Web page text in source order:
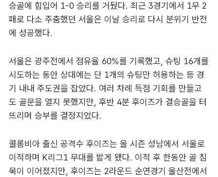
승골에 힘입어 1-0 승리를 거뒀다. 최근 3경기에서 1무 2
패로 다소 주춤했던 서울은 이날 승리로 다시 분위기 반전
에 성공했다.
서울은 광주전에서 점유율 60%를 기록했고, 슈팅 16개를
시도하는 동안 상대에는 단 1개의 슈팅만 허용하는 등 경
기 내내 주도권을 잡았다. 여러 차례 득점 기회를 만들고
도 골문을 열지 못했지만, 후반 4분 후이즈가 결승골을 터
뜨리며 승부를 결정지었다.
콜롬비아 출신 공격수 후이즈는 올 시즌 성남에서 서울로
이적하며 K리그1 무대를 밟게 됐다. 이적 후 한동안 골 침
묵이 이어졌지만, 후이즈는 2라운드 순연경기 울산전에서